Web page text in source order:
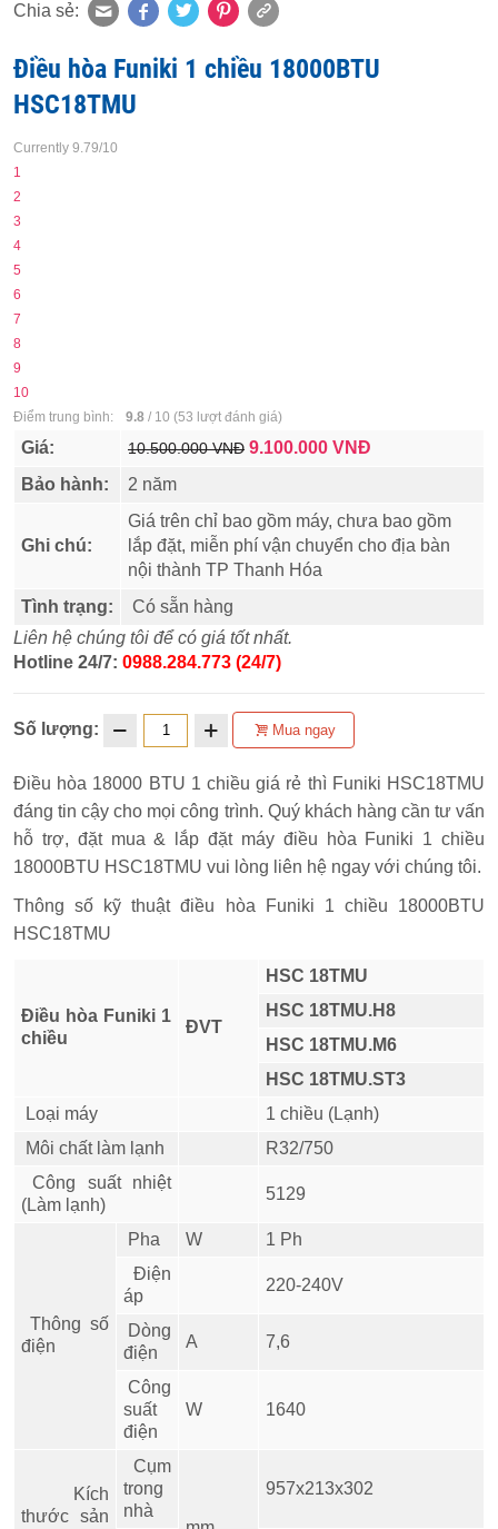
Chia sẻ:
Điều hòa Funiki 1 chiều 18000BTU
HSC18TMU
Currently 9.79/10
1
2
3
4
5
6
7
8
9
10
Điểm trung bình:
9.8 / 10 (53 lượt đánh giá)
Giá: 10.500.000 VNĐ 9.100.000 VNĐ
Bảo hành:
2 năm
Ghi chú:
Giá trên chỉ bao gồm máy, chưa bao gồm
lắp đặt, miễn phí vận chuyển cho địa bàn
nội thành TP Thanh Hóa
Tình trạng:
Có sẵn hàng
Liên hệ chúng tôi để có giá tốt nhất.
Hotline 24/7: 0988.284.773 (24/7)
Số lượng: Mua ngay
Điều hòa 18000 BTU 1 chiều giá rẻ thì Funiki HSC18TMU
đáng tin cậy cho mọi công trình. Quý khách hàng cần tư vấn
hỗ trợ, đặt mua & lắp đặt máy điều hòa Funiki 1 chiều
18000BTU HSC18TMU vui lòng liên hệ ngay với chúng tôi.
Thông số kỹ thuật điều hòa Funiki 1 chiều 18000BTU
HSC18TMU
Điều hòa Funiki 1
chiều
ĐVT
HSC 18TMU
HSC 18TMU.H8
HSC 18TMU.M6
HSC 18TMU.ST3
Loại máy
1 chiều (Lạnh)
Môi chất làm lạnh
R32/750
Công suất nhiệt
(Làm lạnh)
5129
Thông số
điện
Pha W
1 Ph
Điện
áp
220-240V
Dòng
điện
A 7,6
Công
suất
điện
W 1640
Kích
thước sản
Cụm
trong
nhà
957x213x302